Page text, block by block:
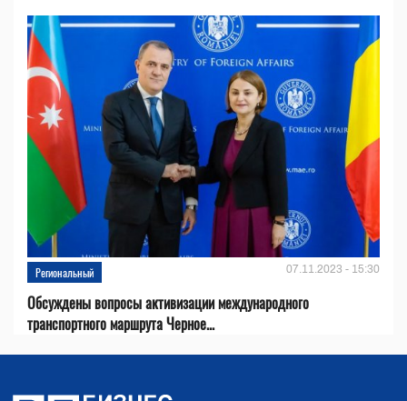
Региональный 07.11.2023 - 15:30
Обсуждены вопросы активизации международного
транспортного маршрута Черное...